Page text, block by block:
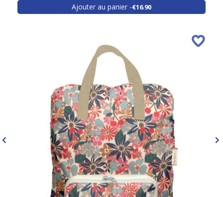
Ajouter au panier €16.90